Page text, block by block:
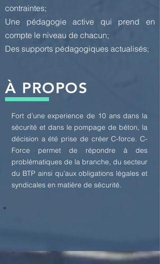
contraintes;
Une pédagogie active qui prend en
compte le niveau de chacun;
Des supports pédagogiques actualisés;
À PROPOS
Fort d’une experience de 10 ans dans la
sécurité et dans le pompage de béton, la
décision a été prise de créer C-force. C-
Force permet de répondre à des
problématiques de la branche, du secteur
du BTP ainsi qu’aux obligations légales et
syndicales en matière de sécurité.